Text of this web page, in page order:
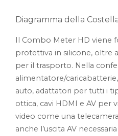
Diagramma della
Il Combo Meter HD viene
protettiva in silicone, oltre
per il trasporto. Nella
alimentatore/
auto, adattatori per tutti i
ottica, cavi HDMI e AV per
video come una
anche l’uscita AV